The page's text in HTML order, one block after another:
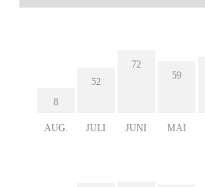
8
AUG.
52
JULI
72
JUNI
59
MAI